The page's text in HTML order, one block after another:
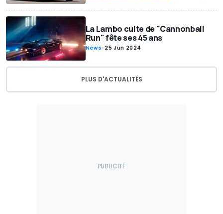
La Lambo culte de "Cannonball
Run" fête ses 45 ans
News- 25 Jun 2024
PLUS D'ACTUALITÉS